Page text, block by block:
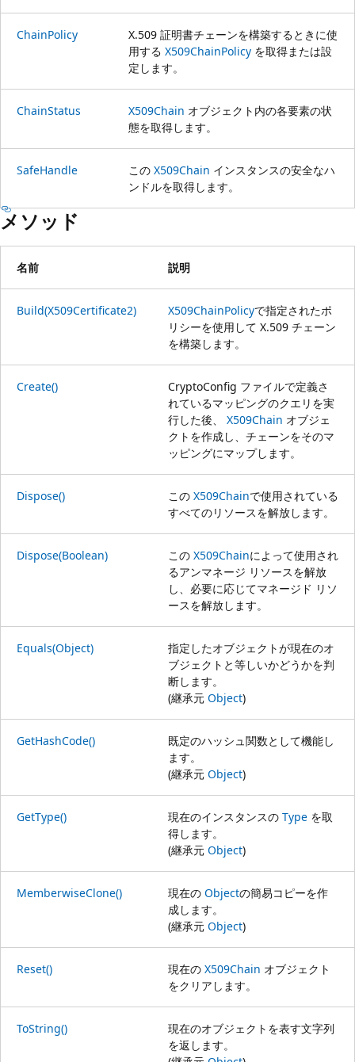
ChainPolicy
X.509 証明書チェーンを構築するときに使
用する X509ChainPolicy を取得または設
定します。
ChainStatus X509Chain オブジェクト内の各要素の状
態を取得します。
SafeHandle この X509Chain インスタンスの安全なハ
ンドルを取得します。
メソッド
名前 説明
Build(X509Certificate2) X509ChainPolicyで指定されたポ
リシーを使用して X.509 チェーン
を構築します。
Create()
CryptoConfig ファイルで定義さ
れているマッピングのクエリを実
行した後、 X509Chain オブジェ
クトを作成し、チェーンをそのマ
ッピングにマップします。
Dispose() この X509Chainで使用されている
すべてのリソースを解放します。
Dispose(Boolean) この X509Chainによって使用され
るアンマネージ リソースを解放
し、必要に応じてマネージド リソ
ースを解放します。
Equals(Object)
指定したオブジェクトが現在のオ
ブジェクトと等しいかどうかを判
断します。
(継承元 Object)
GetHashCode()
既定のハッシュ関数として機能し
ます。
(継承元 Object)
GetType() 現在のインスタンスの Type を取
得します。
(継承元 Object)
MemberwiseClone() 現在の Objectの簡易コピーを作
成します。
(継承元 Object)
Reset() 現在の X509Chain オブジェクト
をクリアします。
ToString()
現在のオブジェクトを表す文字列
を返します。